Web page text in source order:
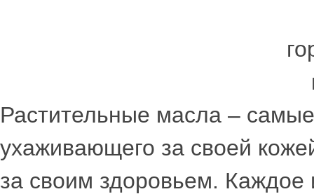
Растительные масла –
ухаживающего за своей
за своим здоровьем.